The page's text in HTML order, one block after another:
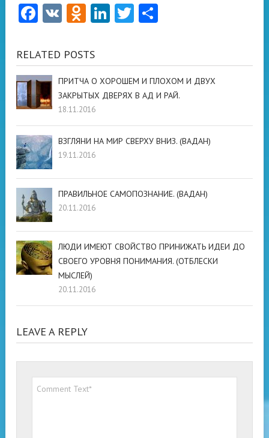
Facebook
VK Odnoklassniki
LinkedIn
Twitter
RELATED POSTS
ПРИТЧА О ХОРОШЕМ И ПЛОХОМ И ДВУХ
ЗАКРЫТЫХ ДВЕРЯХ В АД И РАЙ.
18.11.2016
ВЗГЛЯНИ НА МИР СВЕРХУ ВНИЗ. (ВАДАН)
19.11.2016
ПРАВИЛЬНОЕ САМОПОЗНАНИЕ. (ВАДАН)
20.11.2016
ЛЮДИ ИМЕЮТ СВОЙСТВО ПРИНИЖАТЬ ИДЕИ ДО
СВОЕГО УРОВНЯ ПОНИМАНИЯ. (ОТБЛЕСКИ
МЫСЛЕЙ)
20.11.2016
LEAVE A REPLY